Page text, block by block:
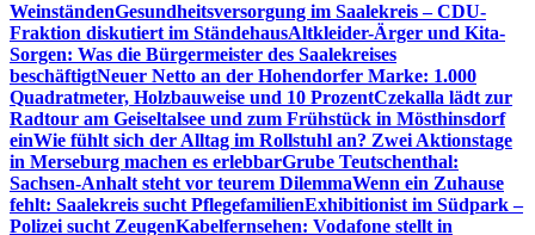
WeinständenGesundheitsversorgung im Saalekreis – CDU-
Fraktion diskutiert im StändehausAltkleider-Ärger und Kita-
Sorgen: Was die Bürgermeister des Saalekreises
beschäftigtNeuer Netto an der Hohendorfer Marke: 1.000
Quadratmeter, Holzbauweise und 10 ProzentCzekalla lädt zur
Radtour am Geiseltalsee und zum Frühstück in Mösthinsdorf
einWie fühlt sich der Alltag im Rollstuhl an? Zwei Aktionstage
in Merseburg machen es erlebbarGrube Teutschenthal:
Sachsen-Anhalt steht vor teurem DilemmaWenn ein Zuhause
fehlt: Saalekreis sucht PflegefamilienExhibitionist im Südpark –
Polizei sucht ZeugenKabelfernsehen: Vodafone stellt in